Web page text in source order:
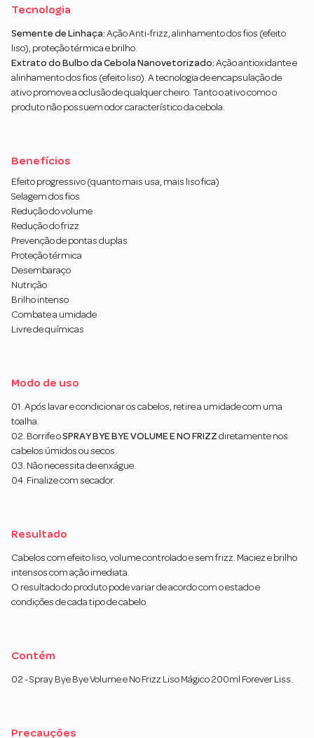
Tecnologia
Semente de Linhaça: Ação Anti-frizz, alinhamento dos fios (efeito
liso), proteção térmica e brilho.
Extrato do Bulbo da Cebola Nanovetorizado: Ação antioxidante e
alinhamento dos fios (efeito liso). A tecnologia de encapsulação de
ativo promove a oclusão de qualquer cheiro. Tanto o ativo como o
produto não possuem odor característico da cebola.
Benefícios
Efeito progressivo (quanto mais usa, mais liso fica)
Selagem dos fios
Redução do volume
Redução do frizz
Prevenção de pontas duplas
Proteção térmica
Desembaraço
Nutrição
Brilho intenso
Combate a umidade
Livre de químicas
Modo de uso
01. Após lavar e condicionar os cabelos, retire a umidade com uma
toalha.
02. Borrife oSPRAY BYE BYE VOLUME E NO FRIZZ diretamente nos
cabelos úmidos ou secos.
03. Não necessita de enxágue.
04. Finalize com secador.
Resultado
Cabelos com efeito liso, volume controlado e sem frizz. Maciez e brilho
intensos com ação imediata.
O resultado do produto pode variar de acordo com o estado e
condições de cada tipo de cabelo.
Contém
02 - Spray Bye Bye Volume e No Frizz Liso Mágico 200ml Forever Liss.
Precauções